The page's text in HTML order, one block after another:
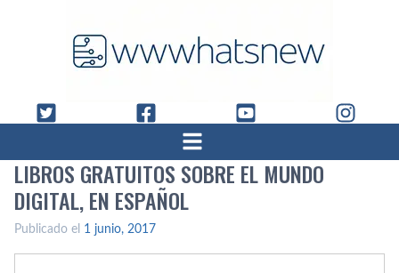
LIBROS GRATUITOS SOBRE EL MUNDO
DIGITAL, EN ESPAÑOL
Publicado el 1 junio, 2017